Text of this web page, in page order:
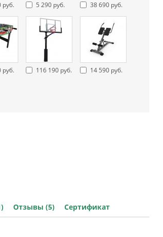
руб. 5 290 руб. 38 690 руб.
руб. 116 190 руб. 14 590 руб.
Отзывы (5) Сертификат